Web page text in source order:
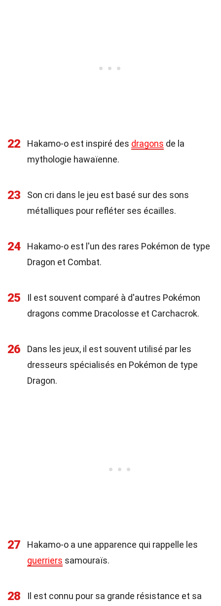
22 Hakamo-o est inspiré des dragons de la
mythologie hawaïenne.
23
Son cri dans le jeu est basé sur des sons
métalliques pour refléter ses écailles.
24
Hakamo-o est l'un des rares Pokémon de type
Dragon et Combat.
25
Il est souvent comparé à d'autres Pokémon
dragons comme Dracolosse et Carchacrok.
26
Dans les jeux, il est souvent utilisé par les
dresseurs spécialisés en Pokémon de type
Dragon.
27
Hakamo-o a une apparence qui rappelle les
guerriers samouraïs.
28
Il est connu pour sa grande résistance et sa